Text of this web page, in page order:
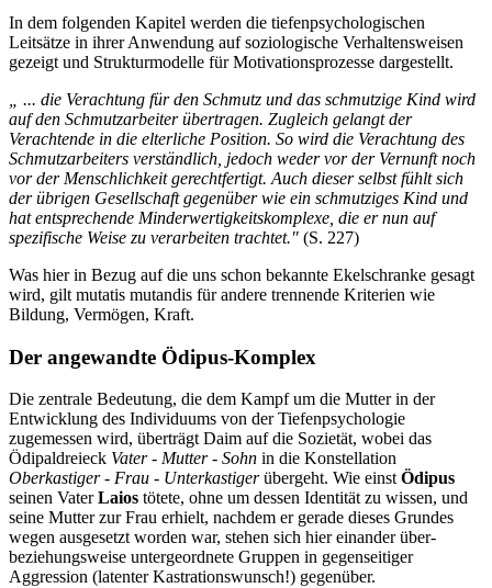
In dem folgenden Kapitel werden die tiefenpsychologischen
Leitsätze in ihrer Anwendung auf soziologische Verhaltensweisen
gezeigt und Strukturmodelle für Motivationsprozesse dargestellt.
„ ... die Verachtung für den Schmutz und das schmutzige Kind wird
auf den Schmutzarbeiter übertragen. Zugleich gelangt der
Verachtende in die elterliche Position. So wird die Verachtung des
Schmutzarbeiters verständlich, jedoch weder vor der Vernunft noch
vor der Menschlichkeit gerechtfertigt. Auch dieser selbst fühlt sich
der übrigen Gesellschaft gegenüber wie ein schmutziges Kind und
hat entsprechende Minderwertigkeitskomplexe, die er nun auf
spezifische Weise zu verarbeiten trachtet." (S. 227)
Was hier in Bezug auf die uns schon bekannte Ekelschranke gesagt
wird, gilt mutatis mutandis für andere trennende Kriterien wie
Bildung, Vermögen, Kraft.
Der angewandte Ödipus-Komplex
Die zentrale Bedeutung, die dem Kampf um die Mutter in der
Entwicklung des Individuums von der Tiefenpsychologie
zugemessen wird, überträgt Daim auf die Sozietät, wobei das
Ödipaldreieck Vater - Mutter - Sohn in die Konstellation
Oberkastiger - Frau - Unterkastigerübergeht. Wie einstÖdipus
seinen VaterLaios tötete, ohne um dessen Identität zu wissen, und
seine Mutter zur Frau erhielt, nachdem er gerade dieses Grundes
wegen ausgesetzt worden war, stehen sich hier einander über-
beziehungsweise untergeordnete Gruppen in gegenseitiger
Aggression (latenter Kastrationswunsch!) gegenüber.